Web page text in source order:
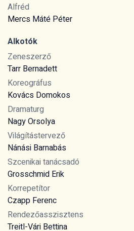
Alfréd
Mercs Máté Péter
Alkotók
Zeneszerző
Tarr Bernadett
Koreográfus
Kovács Domokos
Dramaturg
Nagy Orsolya
Világítástervező
Nánási Barnabás
Szcenikai tanácsadó
Grosschmid Erik
Korrepetítor
Czapp Ferenc
Rendezőasszisztens
Treitl-Vári Bettina